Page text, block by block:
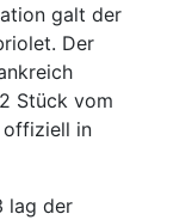
galt der
Der
Stück vom
offiziell in
lag der